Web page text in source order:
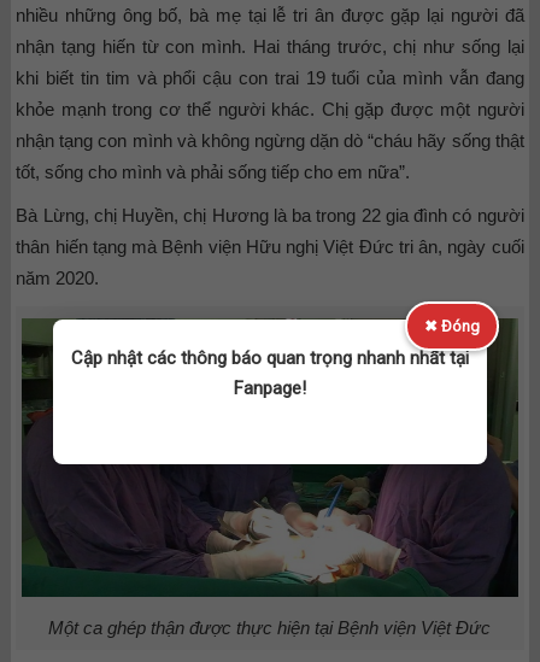
nhiều những ông bố, bà mẹ tại lễ tri ân được gặp lại người đã
nhận tạng hiến từ con mình. Hai tháng trước, chị như sống lại
khi biết tin tim và phổi cậu con trai 19 tuổi của mình vẫn đang
khỏe mạnh trong cơ thể người khác. Chị gặp được một người
nhận tạng con mình và không ngừng dặn dò “cháu hãy sống thật
tốt, sống cho mình và phải sống tiếp cho em nữa”.
Bà Lừng, chị Huyền, chị Hương là ba trong 22 gia đình có người
thân hiến tạng mà Bệnh viện Hữu nghị Việt Đức tri ân, ngày cuối
năm 2020.
Một ca ghép thận được thực hiện tại Bệnh viện Việt Đức
✖ Đóng
Cập nhật các thông báo quan trọng nhanh nhất tại
Fanpage!